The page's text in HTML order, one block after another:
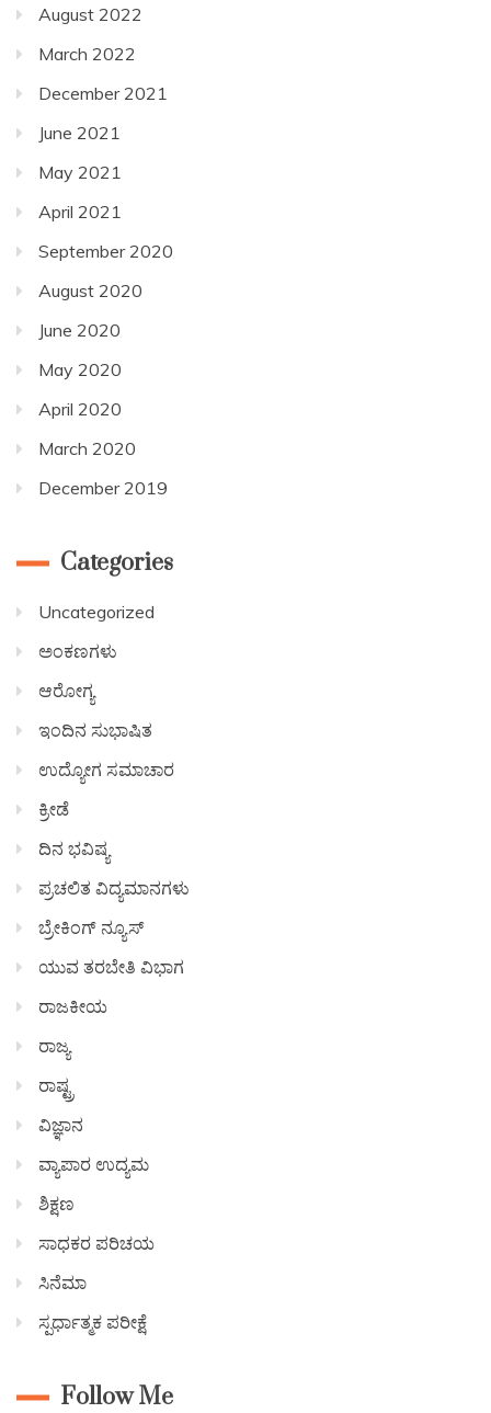
August 2022
March 2022
December 2021
June 2021
May 2021
April 2021
September 2020
August 2020
June 2020
May 2020
April 2020
March 2020
December 2019
Categories
Uncategorized
ಅಂಕಣಗಳು
ಆರೋಗ್ಯ
ಇಂದಿನ ಸುಭಾಷಿತ
ಉದ್ಯೋಗ ಸಮಾಚಾರ
ಕ್ರೀಡೆ
ದಿನ ಭವಿಷ್ಯ
ಪ್ರಚಲಿತ ವಿದ್ಯಮಾನಗಳು
ಬ್ರೇಕಿಂಗ್ ನ್ಯೂಸ್
ಯುವ ತರಬೇತಿ ವಿಭಾಗ
ರಾಜಕೀಯ
ರಾಜ್ಯ
ರಾಷ್ಟ್ರ
ವಿಜ್ಞಾನ
ವ್ಯಾಪಾರ ಉದ್ಯಮ
ಶಿಕ್ಷಣ
ಸಾಧಕರ ಪರಿಚಯ
ಸಿನೆಮಾ
ಸ್ಪರ್ಧಾತ್ಮಕ ಪರೀಕ್ಷೆ
Follow Me